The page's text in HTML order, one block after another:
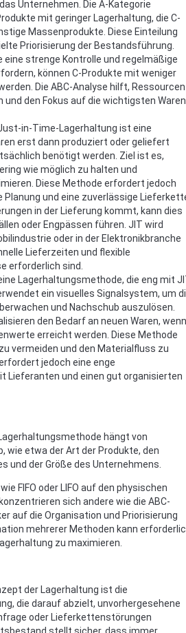
Unternehmen. Die A-Kategorie
mit geringer Lagerhaltung, die C-
Massenprodukte. Diese Einteilung
Priorisierung der Bestandsführung.
eine strenge Kontrolle und regelmäßige
können C-Produkte mit weniger
Die ABC-Analyse hilft, Ressourcen
den Fokus auf die wichtigsten Waren
in-Time-Lagerhaltung ist eine
erst dann produziert oder geliefert
benötigt werden. Ziel ist es,
wie möglich zu halten und
Diese Methode erfordert jedoch
Planung und eine zuverlässige
in der Lieferung kommt, kann dies
oder Engpässen führen. JIT wird
oder in der Elektronikbranche
Lieferzeiten und flexible
erforderlich sind.
Lagerhaltungsmethode, die eng mit
ein visuelles Signalsystem, um
und Nachschub auszulösen.
den Bedarf an neuen Waren, wenn
erreicht werden. Diese Methode
vermeiden und den Materialfluss zu
jedoch eine enge
Lieferanten und einen gut organisierten
hängt von
wie etwa der Art der Produkte, den
und der Größe des Unternehmens.
FIFO oder LIFO auf den physischen
sich andere wie die ABC-
auf die Organisation und Priorisierung
mehrerer Methoden kann
zu maximieren.
der Lagerhaltung ist die
die darauf abzielt, unvorhergesehene
oder Lieferkettenstörungen